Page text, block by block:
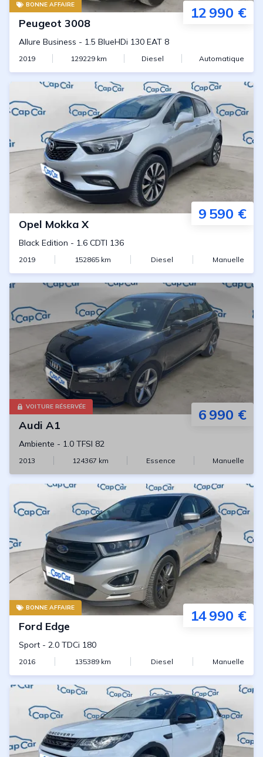
BONNE AFFAIRE 12 990 €
Peugeot 3008
Allure Business - 1.5 BlueHDi 130 EAT 8
2019 129229km Diesel Automatique
9 590 €
Opel Mokka X
Black Edition - 1.6 CDTI 136
2019 152865 km Diesel Manuelle
VOITURE RÉSERVÉE 6 990 €
Audi A1
Ambiente - 1.0 TFSI 82
2013 124367 km Essence Manuelle
BONNE AFFAIRE 14 990 €
Ford Edge
Sport - 2.0 TDCi 180
2016 135389 km Diesel Manuelle